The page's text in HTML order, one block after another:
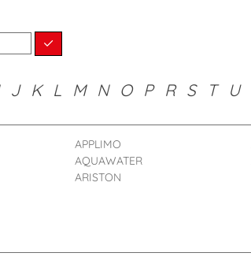
J K L M N O P R S T U
APPLIMO
AQUAWATER
ARISTON